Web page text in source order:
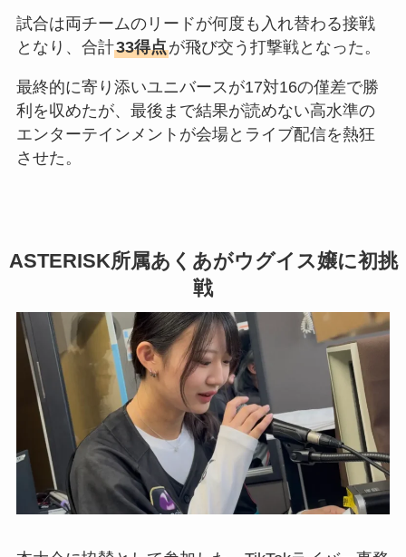
試合は両チームのリードが何度も入れ替わる接戦
となり、合計33得点が飛び交う打撃戦となった。
最終的に寄り添いユニバースが17対16の僅差で勝
利を収めたが、最後まで結果が読めない高水準の
エンターテインメントが会場とライブ配信を熱狂
させた。
ASTERISK所属あくあがウグイス嬢に初挑
戦